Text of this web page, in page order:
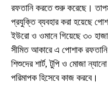
রফতানি করতে শুরু করেছে।
প্রযুক্তি ব্যবহার করা হয়েছে
ইউরো ও ওমানে গিয়েছে ৩০
সীমিত আকারে এ পোশাক রফতানি
শিশুদেরশার্ট,টুপি ও মোজা
পরিমাপক হিসেবে কাজ করবে।